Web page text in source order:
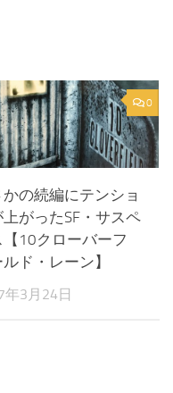
0
かの続編にテンショ
上がったSF・サスペ
【10クローバーフ
ルド・レーン】
年3月24日